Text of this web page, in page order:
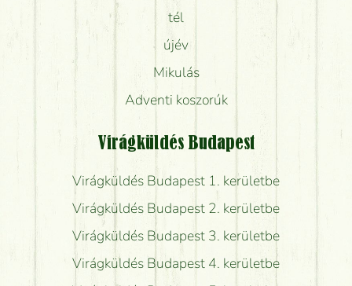
tél
újév
Mikulás
Adventi koszorúk
Virágküldés Budapest
Virágküldés Budapest 1. kerületbe
Virágküldés Budapest 2. kerületbe
Virágküldés Budapest 3. kerületbe
Virágküldés Budapest 4. kerületbe